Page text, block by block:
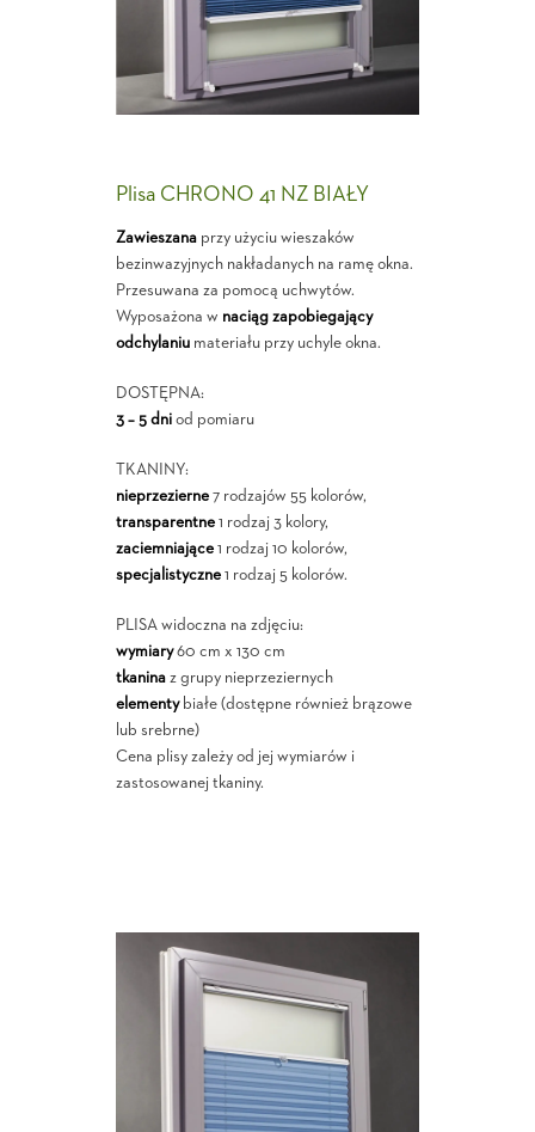
Plisa CHRONO 41 NZ BIAŁY
Zawieszanaprzy użyciu wieszaków
bezinwazyjnych nakładanych na ramę okna.
Przesuwana za pomocą uchwytów.
Wyposażona w naciąg zapobiegający
odchylaniumateriału przy uchyle okna.
DOSTĘPNA:
3 – 5 dniod pomiaru
TKANINY:
nieprzezierne7 rodzajów 55 kolorów,
transparentne1 rodzaj 3 kolory,
zaciemniające1 rodzaj 10 kolorów,
specjalistyczne1 rodzaj 5 kolorów.
PLISA widoczna na zdjęciu:
wymiary60 cm x 130 cm
tkaninaz grupy nieprzeziernych
elementybiałe (dostępne również brązowe
lub srebrne)
Cena plisy zależy od jej wymiarów i
zastosowanej tkaniny.